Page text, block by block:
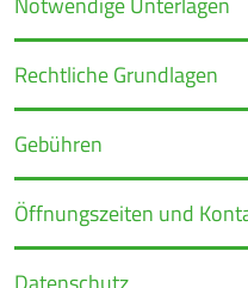
Rechtliche Grundlagen
Gebühren
Öffnungszeiten und